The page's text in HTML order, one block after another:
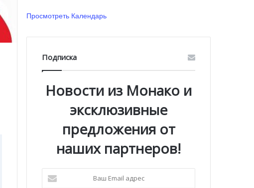
Просмотреть Календарь
Подписка
Новости из Монако и
эксклюзивные
предложения от
наших партнеров!
Email